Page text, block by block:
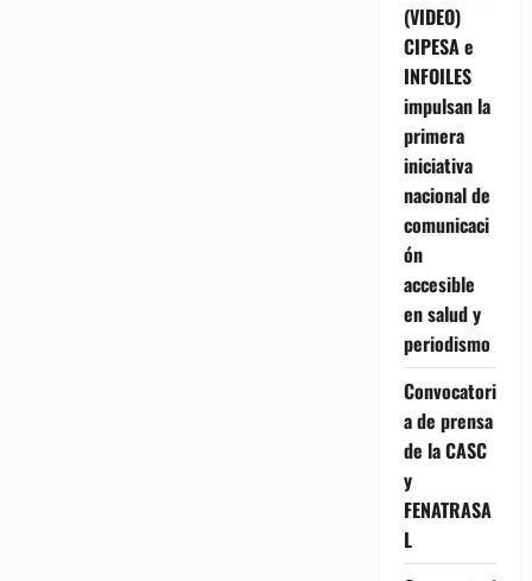
(VIDEO)
CIPESA e
INFOILES
impulsan la
primera
iniciativa
nacional de
comunicaci
ón
accesible
en salud y
periodismo
Convocatori
a de prensa
de la CASC
y
FENATRASA
L